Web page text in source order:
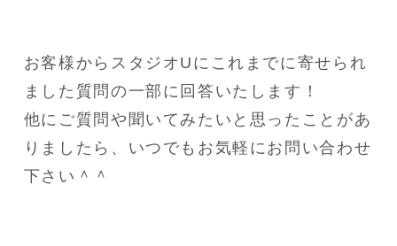
お客様からスタジオUにこれまでに寄せられ
ました質問の一部に回答いたします！
他にご質問や聞いてみたいと思ったことがあ
りましたら、いつでもお気軽にお問い合わせ
下さい＾＾